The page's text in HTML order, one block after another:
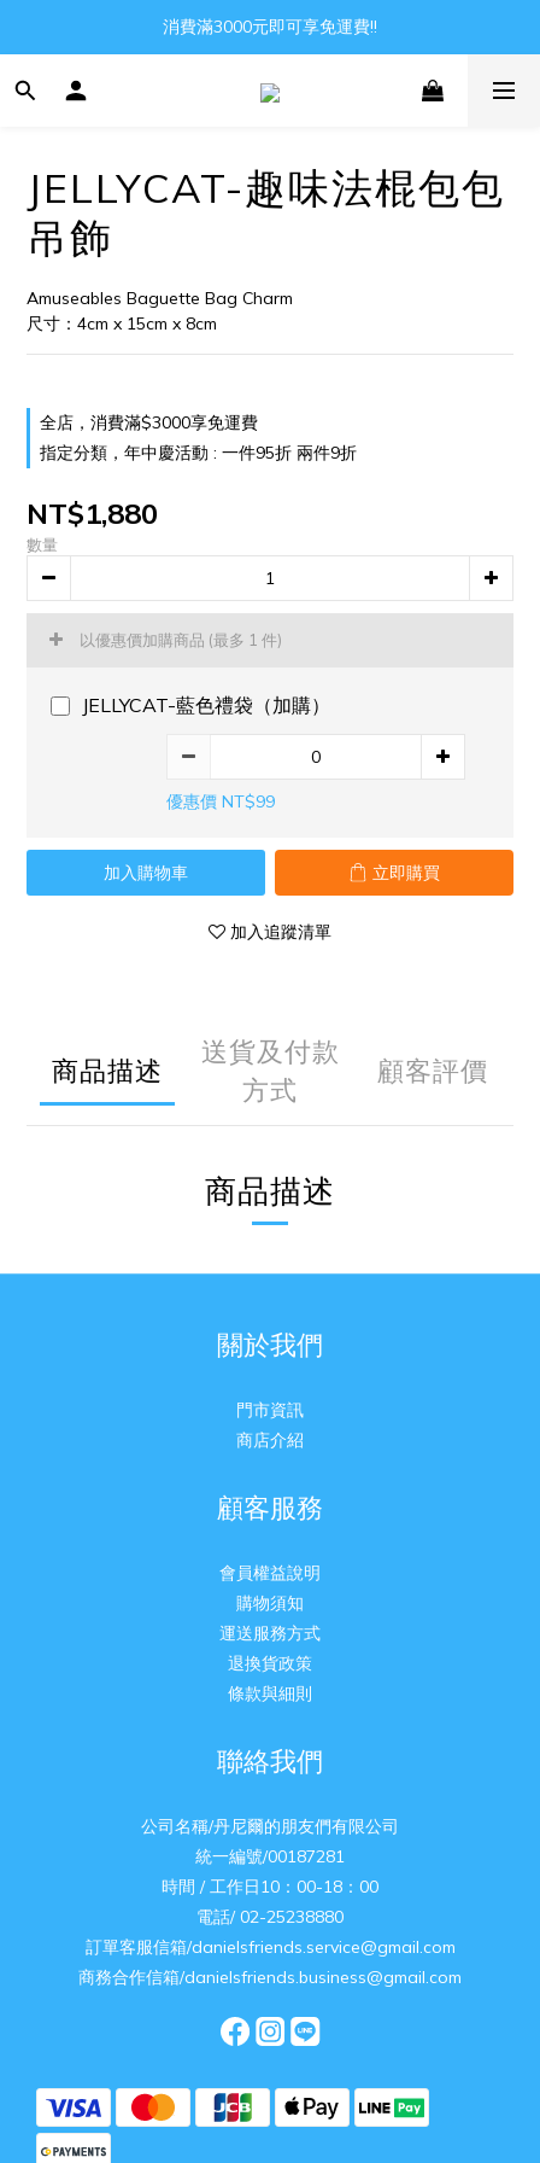
Gather all the joys in the world
消費滿3000元即可享免運費!!
Gather all the joys in the world
JELLYCAT-趣味法棍包包
吊飾
Amuseables Baguette Bag Charm
尺寸：4cm x 15cm x 8cm
全店，消費滿$3000享免運費
指定分類，年中慶活動 : 一件95折 兩件9折
NT$1,880
數量
以優惠價加購商品 (最多 1 件)
JELLYCAT-藍色禮袋（加購）
優惠價 NT$99
加入購物車 立即購買
加入追蹤清單
商品描述
送貨及付款
方式
顧客評價
商品描述
關於我們
門市資訊
商店介紹
顧客服務
會員權益說明
購物須知
運送服務方式
退換貨政策
條款與細則
聯絡我們
公司名稱/丹尼爾的朋友們有限公司
統一編號/00187281
時間 / 工作日10：00-18：00
電話/ 02-25238880
訂單客服信箱/danielsfriends.service@gmail.com
商務合作信箱/danielsfriends.business@gmail.com